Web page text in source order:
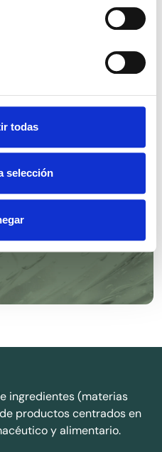
todas
selección
ingredientes (materias
productos centrados en
y alimentario.